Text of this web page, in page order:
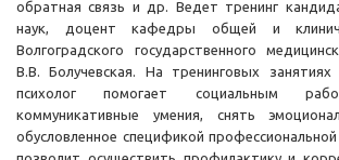
обратная связь и др. Ведет тренинг
наук, доцент кафедры общей и
Волгоградского государственного
В.В. Болучевская. На тренинговых занятиях
психолог помогает социальным
коммуникативные умения, снять
обусловленное спецификой